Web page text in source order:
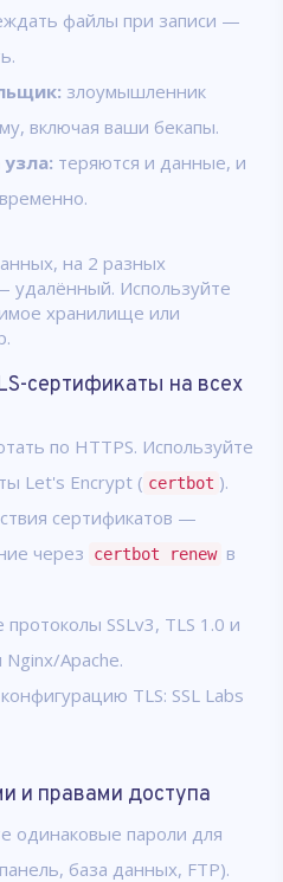
файлы при записи —
злоумышленник
включая ваши бекапы.
теряются и данные, и
на 2 разных
удалённый. Используйте
хранилище или
сертификаты на всех
по HTTPS. Используйте
Let's Encrypt ( certbot ).
сертификатов —
через
certbot renew в
SSLv3, TLS 1.0 и
Nginx/Apache.
TLS: SSL Labs
и правами доступа
одинаковые пароли для
база данных, FTP).